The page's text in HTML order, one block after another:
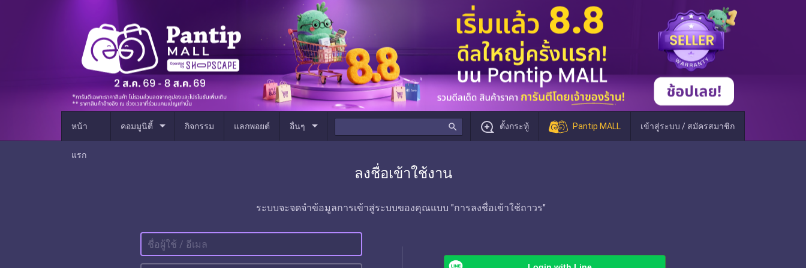
หน้า
แรก
คอมมูนิตี้ arrow_drop_down กิจกรรม แลกพอยต์ อื่นๆ arrow_drop_down search ตั้งกระทู้ Pantip MALL เข้าสู่ระบบ / สมัครสมาชิก
ลงชื่อเข้าใช้งาน
ระบบจะจดจำข้อมูลการเข้าสู่ระบบของคุณแบบ "การลงชื่อเข้าใช้ถาวร"